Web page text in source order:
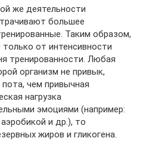
же деятельности
большее
Таким образом,
от интенсивности
тренированности. Любая
организм не привык,
чем привычная
нагрузка
эмоциями (например:
и др.), то
жиров и гликогена.